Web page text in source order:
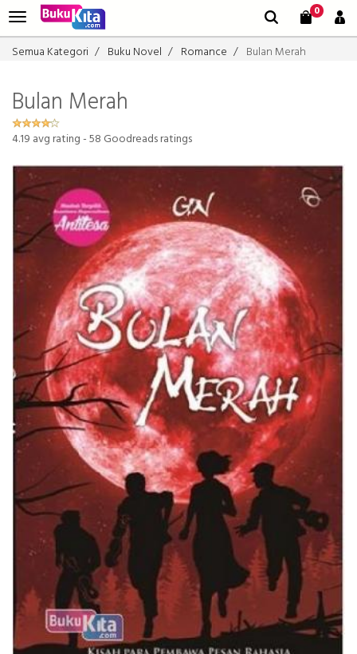
0
Semua Kategori Buku Novel Romance Bulan Merah
Bulan Merah
4.19 avg rating -58 Goodreads ratings